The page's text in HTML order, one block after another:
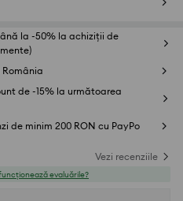
la -50% la achiziții de
de -15% la următoarea
de minim 200 RON cu PayPo
Vezi recenziile
evaluările?